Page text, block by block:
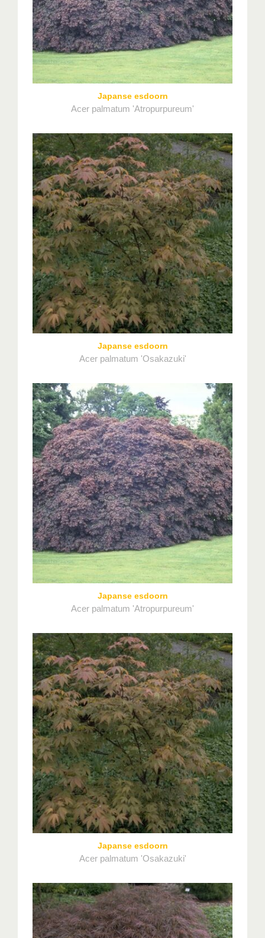
Japanse esdoorn
Acer palmatum 'Atropurpureum'
Japanse esdoorn
Acer palmatum 'Osakazuki'
Japanse esdoorn
Acer palmatum 'Atropurpureum'
Japanse esdoorn
Acer palmatum 'Osakazuki'